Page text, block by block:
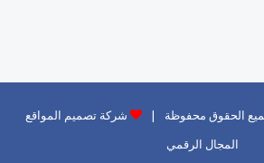
شركة تصميم المواقع
المجال الرقمي